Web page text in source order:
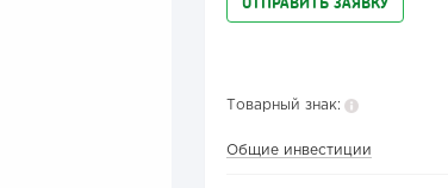
Товарный знак:
Общие инвестиции